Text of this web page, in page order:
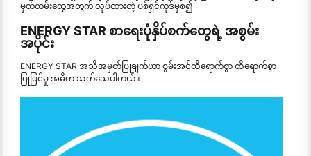
မှတ်တမ်းတွေအတွက် လုပ်ထားတဲ့ ပစ်ရှင်ကုဒ်မှစ၍
ENERGY STAR စာရေးပုံနှိပ်စက်တွေရဲ့ အစွမ်း
အပိုင်း
ENERGY STAR အသိအမှတ်ပြုချက်ဟာ စွမ်းအင်ထိရောက်စွာ ထိရောက်စွာ
ပြုပြင်မှု အဓိက သက်သေပါတယ်။